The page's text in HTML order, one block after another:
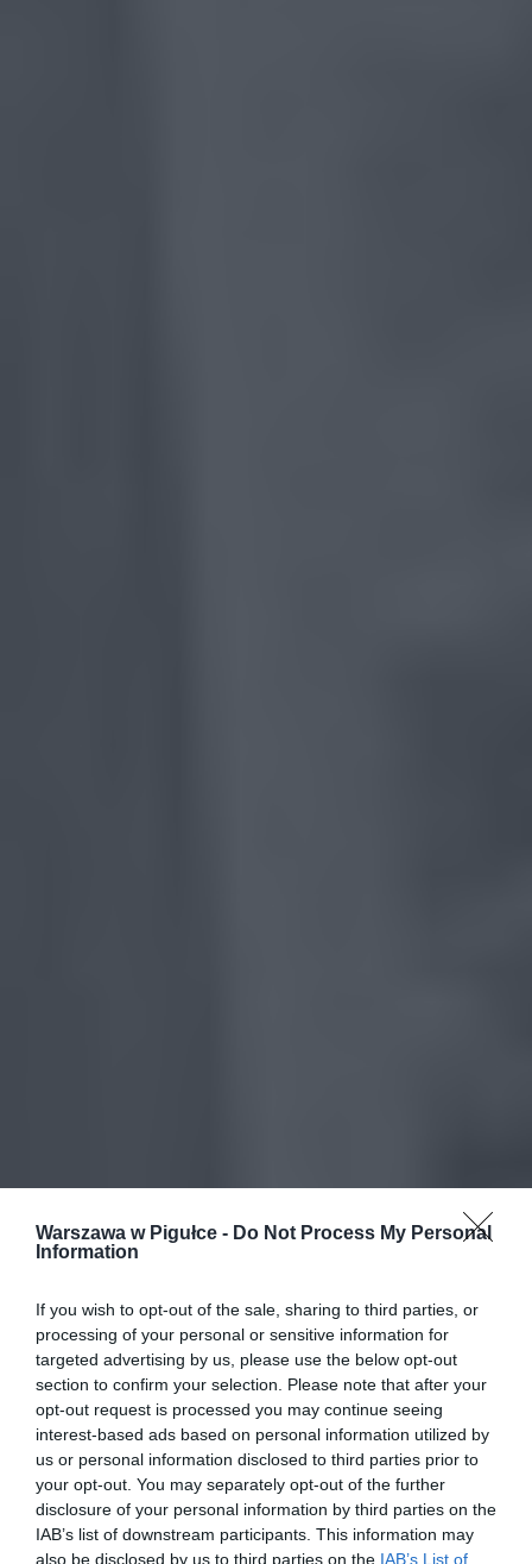
Warszawa w Pigułce - Do Not Process My Personal
Information
If you wish to opt-out of the sale, sharing to third parties, or
processing of your personal or sensitive information for
targeted advertising by us, please use the below opt-out
section to confirm your selection. Please note that after your
opt-out request is processed you may continue seeing
interest-based ads based on personal information utilized by
us or personal information disclosed to third parties prior to
your opt-out. You may separately opt-out of the further
disclosure of your personal information by third parties on the
IAB’s list of downstream participants. This information may
also be disclosed by us to third parties on the IAB’s List of